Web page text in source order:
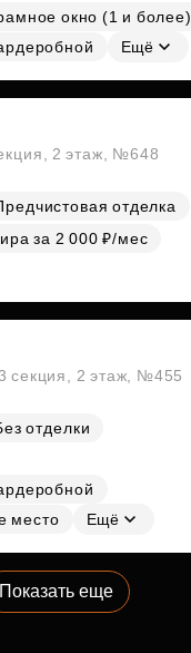
окно (1 и более)
Ещё
2 этаж, №648
отделка
за 2 000 ₽/мес
секция, 2 этаж, №455
отделки
место
Ещё
Показать еще